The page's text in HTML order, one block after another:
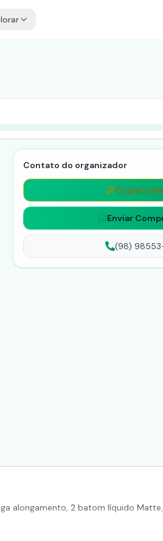
Contato do organizador
Copiar
Enviar
(98)
alongamento, 2 batom líquido